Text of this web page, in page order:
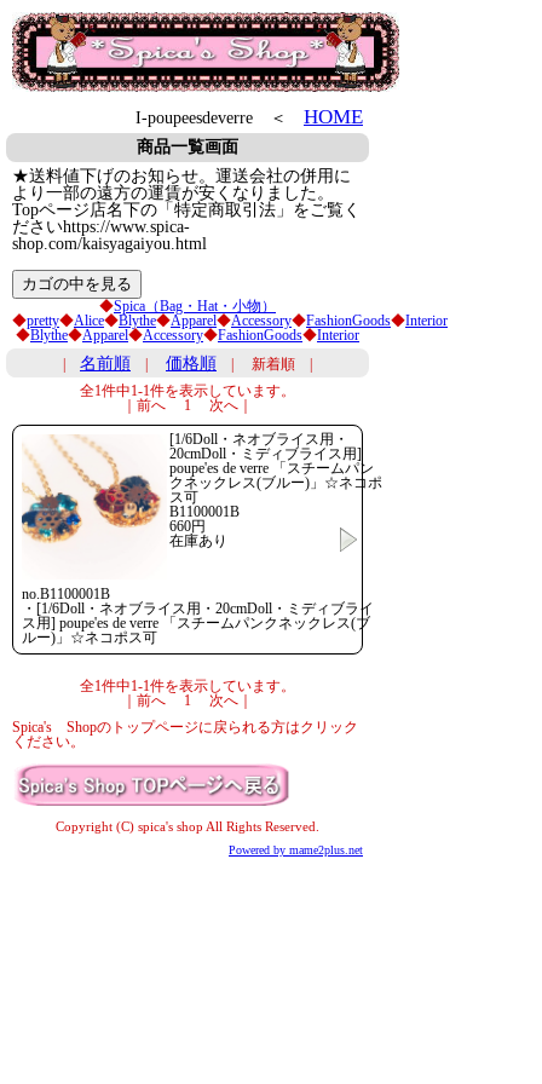
I-poupeesdeverre ＜ HOME
商品一覧画面
★送料値下げのお知らせ。運送会社の併用に
より一部の遠方の運賃が安くなりました。
Topページ店名下の「特定商取引法」をご覧く
ださいhttps://www.spica-
shop.com/kaisyagaiyou.html
◆Spica（Bag・Hat・小物）
◆pretty◆Alice◆Blythe◆Apparel◆Accessory◆FashionGoods◆Interior
◆Blythe◆Apparel◆Accessory◆FashionGoods◆Interior
| 名前順 | 価格順 | 新着順 |
全1件中1-1件を表示しています。
｜前へ 1 次へ｜
[1/6Doll・ネオブライス用・
20cmDoll・ミディブライス用]
poupe'es de verre 「スチームパン
クネックレス(ブルー)」☆ネコポ
ス可
B1100001B
660円
在庫あり
no.B1100001B
・[1/6Doll・ネオブライス用・20cmDoll・ミディブライ
ス用] poupe'es de verre 「スチームパンクネックレス(ブ
ルー)」☆ネコポス可
全1件中1-1件を表示しています。
｜前へ 1 次へ｜
Spica's Shopのトップページに戻られる方はクリック
ください。
Copyright (C) spica's shop All Rights Reserved.
Powered by mame2plus.net